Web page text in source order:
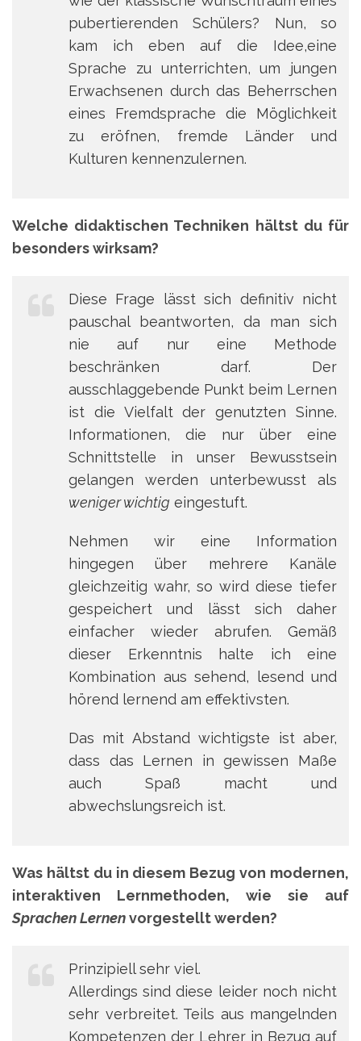
pubertierenden Schülers? Nun, so
kam ich eben auf die Idee,eine
Sprache zu unterrichten, um jungen
Erwachsenen durch das Beherrschen
eines Fremdsprache die Möglichkeit
zu eröfnen, fremde Länder und
Kulturen kennenzulernen.
Welche didaktischen Techniken hältst du für
besonders wirksam?
Diese Frage lässt sich definitiv nicht
pauschal beantworten, da man sich
nie auf nur eine Methode
beschränken darf. Der
ausschlaggebende Punkt beim Lernen
ist die Vielfalt der genutzten Sinne.
Informationen, die nur über eine
Schnittstelle in unser Bewusstsein
gelangen werden unterbewusst als
weniger wichtig eingestuft.
Nehmen wir eine Information
hingegen über mehrere Kanäle
gleichzeitig wahr, so wird diese tiefer
gespeichert und lässt sich daher
einfacher wieder abrufen. Gemäß
dieser Erkenntnis halte ich eine
Kombination aus sehend, lesend und
hörend lernend am effektivsten.
Das mit Abstand wichtigste ist aber,
dass das Lernen in gewissen Maße
auch Spaß macht und
abwechslungsreich ist.
Was hältst du in diesem Bezug von modernen,
interaktiven Lernmethoden, wie sie auf
Sprachen Lernenvorgestellt werden?
Prinzipiell sehr viel.
Allerdings sind diese leider noch nicht
sehr verbreitet. Teils aus mangelnden
Kompetenzen der Lehrer in Bezug auf